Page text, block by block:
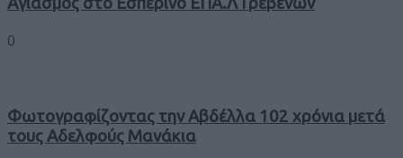
0
Φωτογραφίζοντας την Αβδέλλα 102 χρόνια μετά
τους Αδελφούς Μανάκια